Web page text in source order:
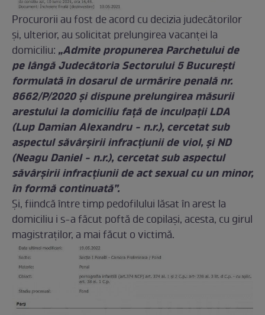
Procurorii au fost de acord cu decizia judecătorilor
și, ulterior, au solicitat prelungirea vacanței la
domiciliu: „Admite propunerea Parchetului de
pe lângă Judecătoria Sectorului 5 Bucureşti
formulată în dosarul de urmărire penală nr.
8662/P/2020 şi dispune prelungirea măsurii
arestului la domiciliu faţă de inculpaţii LDA
(Lup Damian Alexandru - n.r.), cercetat sub
aspectul săvârşirii infracțiunii de viol, şi ND
(Neagu Daniel - n.r.), cercetat sub aspectul
săvârşirii infracțiunii de act sexual cu un minor,
în formă continuată”.
Și, fiindcă între timp pedofilului lăsat în arest la
domiciliu i s-a făcut poftă de copilași, acesta, cu girul
magistraților, a mai făcut o victimă.